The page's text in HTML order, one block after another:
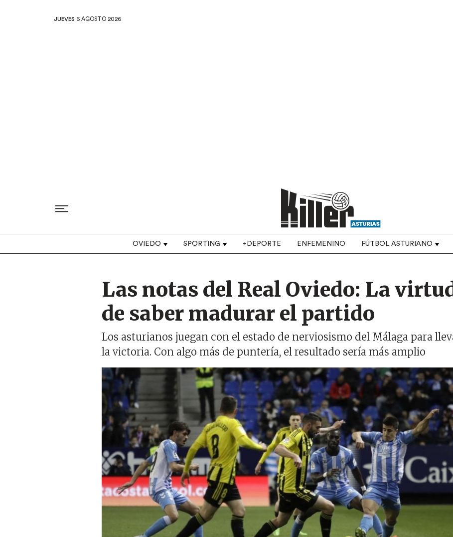
JUEVES 6 AGOSTO 2026
Top navigation
OVIEDO SPORTING +DEPORTE ENFEMENINO FÚTBOL ASTURIANO
Las notas del Real Oviedo: La
de saber madurar el partido
Los asturianos juegan con el estado de nerviosismo del Málaga para
la victoria. Con algo más de puntería, el resultado sería más amplio
Imagen